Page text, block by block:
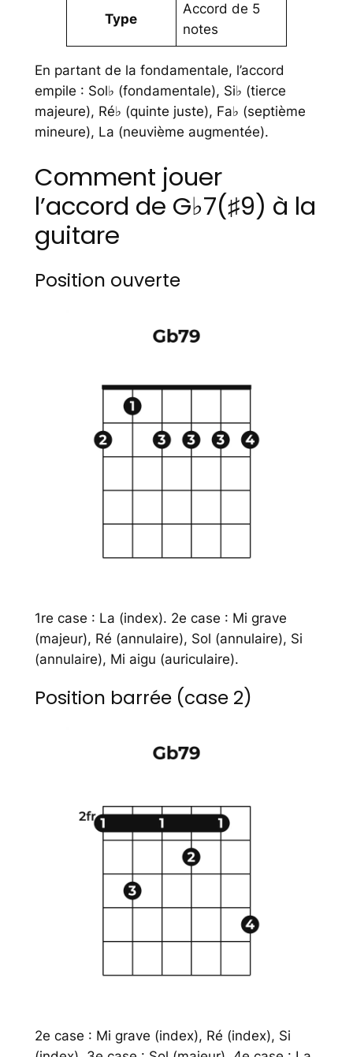
Type
Accord de 5
notes
En partant de la fondamentale, l’accord
empile : Sol♭ (fondamentale), Si♭ (tierce
majeure), Ré♭ (quinte juste), Fa♭ (septième
mineure), La (neuvième augmentée).
Comment jouer
l’accord de G♭7(♯9) à la
guitare
Position ouverte
1re case : La (index). 2e case : Mi grave
(majeur), Ré (annulaire), Sol (annulaire), Si
(annulaire), Mi aigu (auriculaire).
Position barrée (case 2)
2e case : Mi grave (index), Ré (index), Si